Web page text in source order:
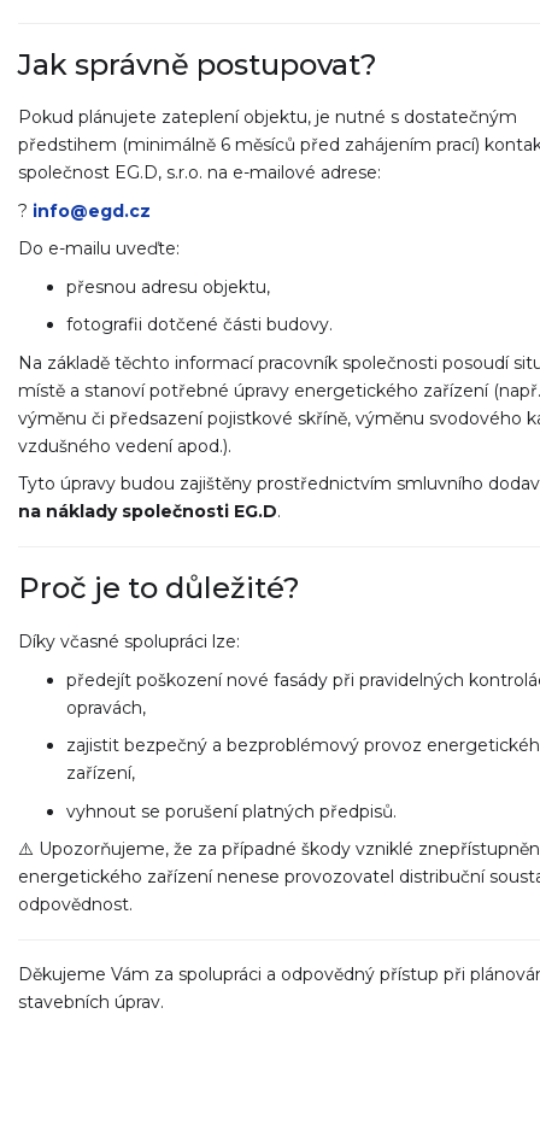
Jak správně postupovat?
Pokud plánujete zateplení objektu, je nutné s dostatečným
předstihem (minimálně 6 měsíců před zahájením prací)
společnost EG.D, s.r.o. na e-mailové adrese:
? info@egd.cz
Do e-mailu uveďte:
přesnou adresu objektu,
fotografii dotčené části budovy.
Na základě těchto informací pracovník společnosti posoudí
místě a stanoví potřebné úpravy energetického zařízení (např.
výměnu či předsazení pojistkové skříně, výměnu svodového
vzdušného vedení apod.).
Tyto úpravy budou zajištěny prostřednictvím smluvního
na náklady společnosti EG.D.
Proč je to důležité?
Díky včasné spolupráci lze:
předejít poškození nové fasády při pravidelných
opravách,
zajistit bezpečný a bezproblémový provoz
zařízení,
vyhnout se porušení platných předpisů.
⚠️ Upozorňujeme, že za případné škody vzniklé
energetického zařízení nenese provozovatel distribuční
odpovědnost.
Děkujeme Vám za spolupráci a odpovědný přístup při
stavebních úprav.